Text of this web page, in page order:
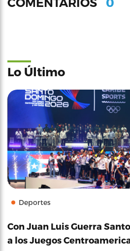
Lo Último
Deportes
Con Juan Luis Guerra
a los Juegos